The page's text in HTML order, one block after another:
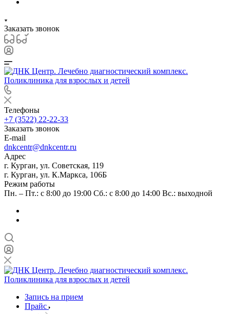
Заказать звонок
Телефоны
+7 (3522) 22-22-33
Заказать звонок
E-mail
dnkcentr@dnkcentr.ru
Адрес
г. Курган, ул. Советская, 119
г. Курган, ул. К.Маркса, 106Б
Режим работы
Пн. – Пт.: с 8:00 до 19:00 Сб.: с 8:00 до 14:00 Вс.: выходной
Запись на прием
Прайс